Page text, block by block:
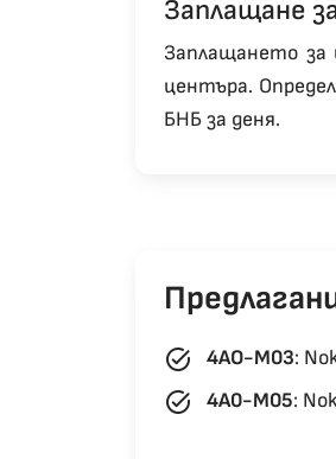
Заплащане
Заплащането
центъра.
БНБ за деня.
task_alt 4AO-M03:
task_alt 4A0-M05: